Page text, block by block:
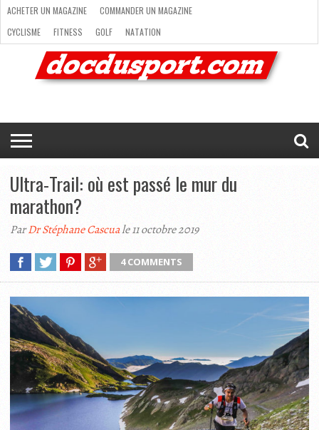
ACHETER
MAGAZINE
COMMANDER
UN
MAGAZINE
CYCLISME
FITNESS
GOLF
NATATION
RANDONNÉE
RUNNING
SKI
TRAIL
RUNNING
TRIATHLON
VOILE
NEWSLETTER
MAG’
EN
LIGNE
NOUS
CONTACTER
ACHETER UN MAGAZINE
COMMANDER UN MAGAZINE
CYCLISME
FITNESS GOLF
NATATION
RANDONNÉE
RUNNING SKI
TRAIL RUNNING
TRIATHLON
VOILE NEWSLETTER
MAG’ EN LIGNE
Ultra-Trail: où est passé le mur du
marathon?
ParDr Stéphane Cascuale 11 octobre 2019
4 COMMENTS